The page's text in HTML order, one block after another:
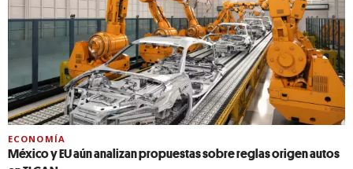
ECONOMÍA
México y EU aún analizan propuestas sobre reglas origen autos